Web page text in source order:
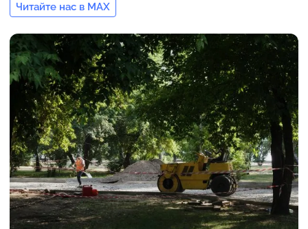
Читайте нас в MAX